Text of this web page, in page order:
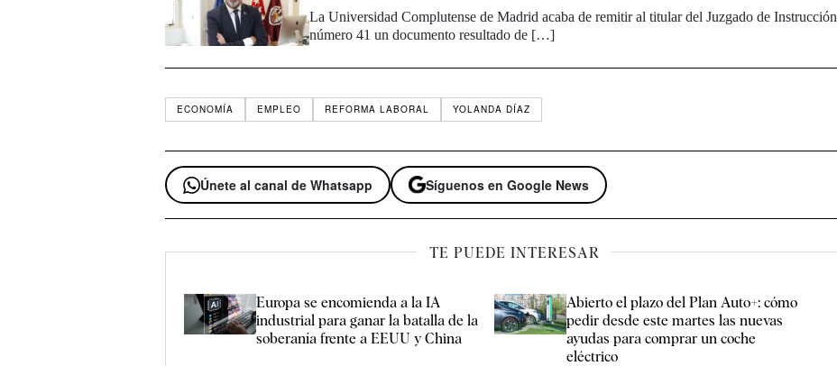
La Universidad Complutense de Madrid acaba de remitir al titular del Juzgado de Instrucción
número 41 un documento resultado de […]
ECONOMÍA EMPLEO REFORMA LABORAL YOLANDA DÍAZ
Únete al canal de Whatsapp Síguenos en Google News
TE PUEDE INTERESAR
Europa se encomienda a la IA
industrial para ganar la batalla de la
soberanía frente a EEUU y China
Abierto el plazo del Plan Auto+: cómo
pedir desde este martes las nuevas
ayudas para comprar un coche
eléctrico